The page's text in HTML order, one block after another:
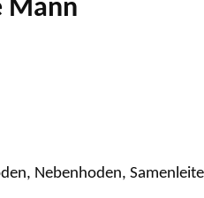
Mann
Nebenhoden,